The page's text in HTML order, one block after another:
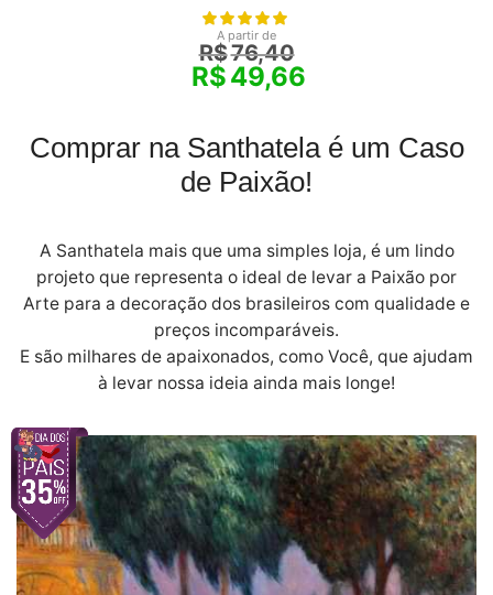
A partir de
R$76,40
R$49,66
Comprar na Santhatela é um Caso
de Paixão!
A Santhatela mais que uma simples loja, é um lindo
projeto que representa o ideal de levar a Paixão por
Arte para a decoração dos brasileiros com qualidade e
preços incomparáveis.
E são milhares de apaixonados, como Você, que ajudam
à levar nossa ideia ainda mais longe!